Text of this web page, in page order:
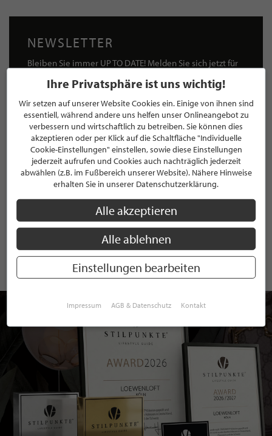
NEWSLETTER
Bleiben Sie immer UP TO DATE! Melden Sie sich jetzt für
von exklusivenNeuigkeiten, TrendsundAngeboten
Mit der Anmeldung für unseren Newsletter stimmen Sie
unserenDatenschutzbestimmungenzu. EineAbmeldung
ist jederzeit möglich.
ANMELDEN
Mit der Anmeldung an unserem Newsletter stimmen Sie unseren
Datenschutzbestimmungen zu. EineAbmeldung
Ihre Privatsphäre ist uns wichtig!
Wir setzen auf unserer Website Cookies ein. Einige von ihnen sind
essentiell, während andere uns helfen unser Onlineangebot zu
verbessern und wirtschaftlich zu betreiben. Sie können dies
akzeptieren oder per Klick auf die Schaltfläche "Individuelle
Cookie-Einstellungen" einstellen, sowie diese Einstellungen
jederzeit aufrufen und Cookies auch nachträglich jederzeit
abwählen (z.B. im Fußbereich unserer Website). Nähere Hinweise
erhalten Sie in unserer Datenschutzerklärung.
Alle akzeptieren
Alle ablehnen
Einstellungen bearbeiten
Impressum AGB & Datenschutz Kontakt